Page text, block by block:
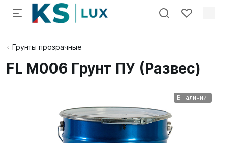
Грунты прозрачные
FL M006 Грунт ПУ (Развес)
В наличии